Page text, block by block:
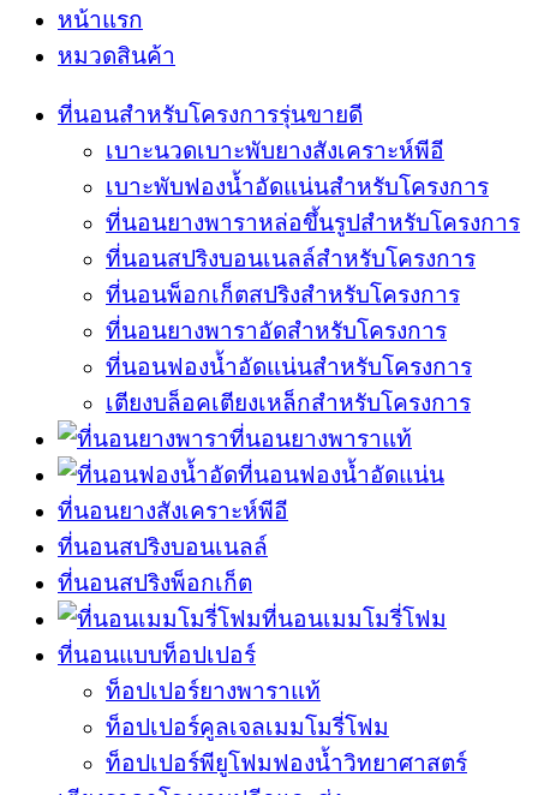
หน้าแรก
หมวดสินค้า
ที่นอนสำหรับโครงการรุ่นขายดี
เบาะนวดเบาะพับยางสังเคราะห์พีอี
เบาะพับฟองน้ำอัดแน่นสำหรับโครงการ
ที่นอนยางพาราหล่อขึ้นรูปสำหรับโครงการ
ที่นอนสปริงบอนเนลล์สำหรับโครงการ
ที่นอนพ็อกเก็ตสปริงสำหรับโครงการ
ที่นอนยางพาราอัดสำหรับโครงการ
ที่นอนฟองน้ำอัดแน่นสำหรับโครงการ
เตียงบล็อคเตียงเหล็กสำหรับโครงการ
ที่นอนยางพาราแท้
ที่นอนฟองน้ำอัดแน่น
ที่นอนยางสังเคราะห์พีอี
ที่นอนสปริงบอนเนลล์
ที่นอนสปริงพ็อกเก็ต
ที่นอนเมมโมรี่โฟม
ที่นอนแบบท็อปเปอร์
ท็อปเปอร์ยางพาราแท้
ท็อปเปอร์คูลเจลเมมโมรี่โฟม
ท็อปเปอร์พียูโฟมฟองน้ำวิทยาศาสตร์